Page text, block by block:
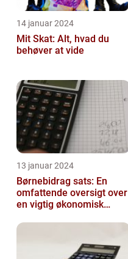
14 januar 2024
Mit Skat: Alt, hvad du
behøver at vide
13 januar 2024
Børnebidrag sats: En
omfattende oversigt over
en vigtig økonomisk